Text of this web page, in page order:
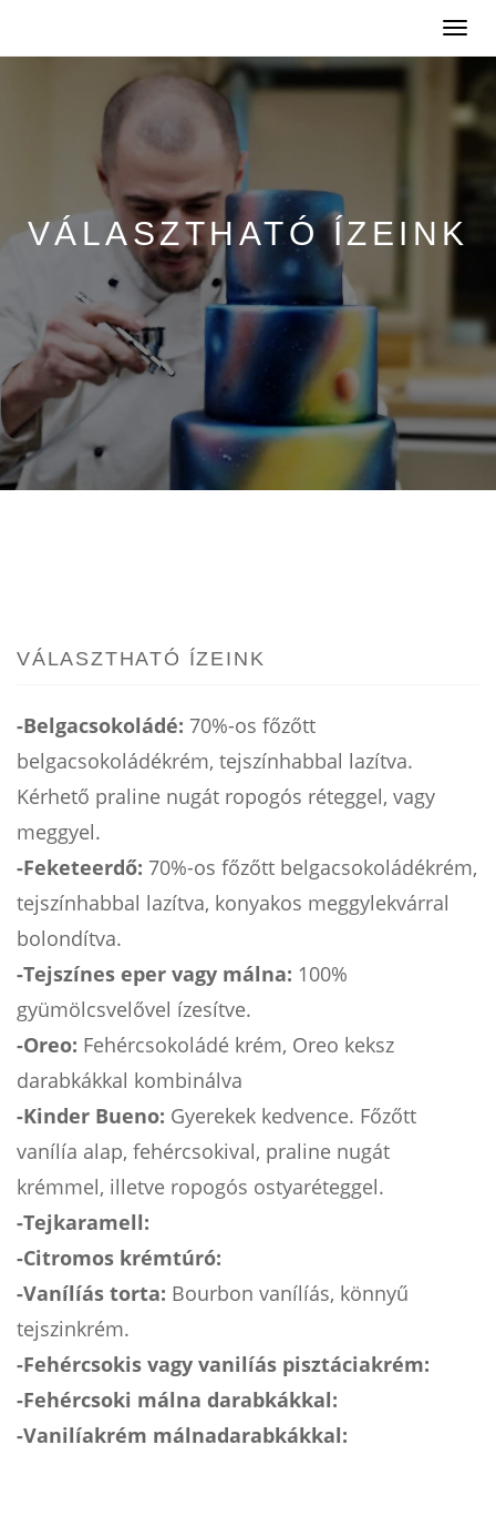
Toggle
VÁLASZTHATÓ ÍZEINK
VÁLASZTHATÓ ÍZEINK
-Belgacsokoládé: 70%-os főzőtt
belgacsokoládékrém, tejszínhabbal lazítva.
Kérhető praline nugát ropogós réteggel, vagy
meggyel.
-Feketeerdő: 70%-os főzőtt belgacsokoládékrém,
tejszínhabbal lazítva, konyakos meggylekvárral
bolondítva.
-Tejszínes eper vagy málna: 100%
gyümölcsvelővel ízesítve.
-Oreo: Fehércsokoládé krém, Oreo keksz
darabkákkal kombinálva
-Kinder Bueno: Gyerekek kedvence. Főzőtt
vanílía alap, fehércsokival, praline nugát
krémmel, illetve ropogós ostyaréteggel.
-Tejkaramell:
-Citromos krémtúró:
-Vanílíás torta: Bourbon vanílíás, könnyű
tejszinkrém.
-Fehércsokis vagy vanilíás pisztáciakrém:
-Fehércsoki málna darabkákkal:
-Vanilíakrém málnadarabkákkal: